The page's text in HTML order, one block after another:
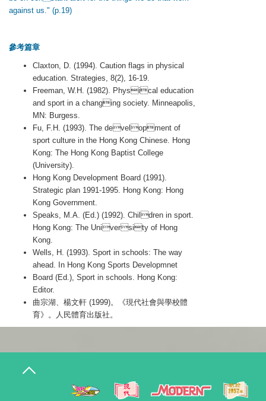
against us." (p.19)
參考篇章
Claxton, D. (1994). Caution flags in physical
education. Strategies, 8(2), 16-19.
Freeman, W.H. (1982). Physical education
and sport in a changing society. Minneapolis,
MN: Burgess.
Fu, F.H. (1993). The development of
sport culture in the Hong Kong Chinese. Hong
Kong: The Hong Kong Baptist College
(University).
Hong Kong Development Board (1991).
Strategic plan 1991-1995. Hong Kong: Hong
Kong Government.
Speaks, M.A. (Ed.) (1992). Children in sport.
Hong Kong: The University of Hong
Kong.
Wells, H. (1993). Sport in schools: The way
ahead. In Hong Kong Sports Developmnet
Board (Ed.), Sport in schools. Hong Kong:
Editor.
曲宗湖、楊文軒 (1999)。《現代社會與學校體
育》。人民體育出版社。
T